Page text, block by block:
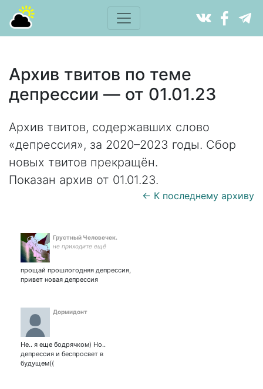
Архив твитов по теме
депрессии — от 01.01.23
Архив твитов, содержавших слово
«депрессия», за 2020–2023 годы. Сбор
новых твитов прекращён.
Показан архив от 01.01.23.
← К последнему архиву
Грустный Человечек.
не приходите ещё
прощай прошлогодняя депрессия,
привет новая депрессия
Дормидонт
Не.. я еще бодрячком) Но..
депрессия и беспросвет в
будущем((